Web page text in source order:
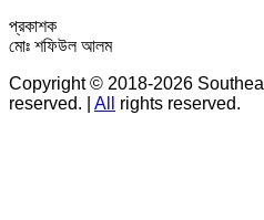
প্রকাশক
মোঃ শফিউল আলম
Copyright © 2018-2026
reserved.
All rights reserved.